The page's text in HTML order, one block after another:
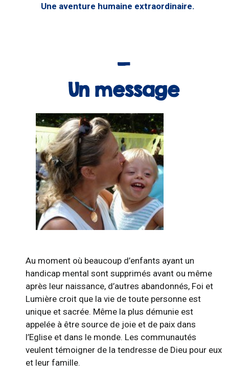
Une aventure humaine extraordinaire.
Un message
Au moment où beaucoup d’enfants ayant un
handicap mental sont supprimés avant ou même
après leur naissance, d’autres abandonnés, Foi et
Lumière croit que la vie de toute personne est
unique et sacrée. Même la plus démunie est
appelée à être source de joie et de paix dans
l’Eglise et dans le monde. Les communautés
veulent témoigner de la tendresse de Dieu pour eux
et leur famille.